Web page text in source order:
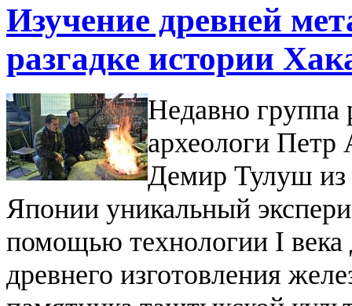
Изучение древней
разгадке истории
Недавно группа
археологи
Демир Тулуш из
Японии уникальный
помощью технологии I
древнего изготовления